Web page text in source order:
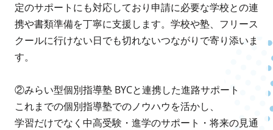
定のサポートにも対応しており申請に必要な学校との連
携や書類準備を丁寧に支援します。学校や塾、フリース
クールに行けない日でも切れないつながりで寄り添いま
す。
②みらい型個別指導塾 BYCと連携した進路サポート
これまでの個別指導塾でのノウハウを活かし、
学習だけでなく中高受験・進学のサポート・将来の見通